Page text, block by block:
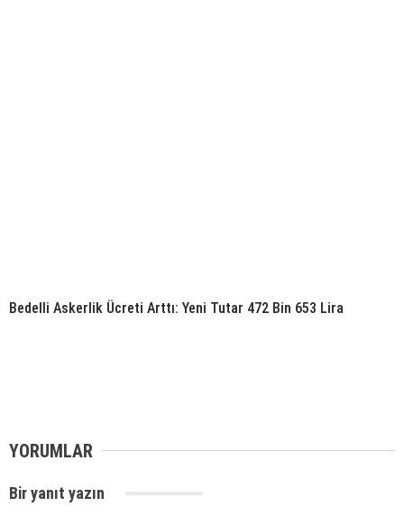
Bedelli Askerlik Ücreti Arttı: Yeni Tutar 472 Bin 653 Lira
YORUMLAR
Bir yanıt yazın